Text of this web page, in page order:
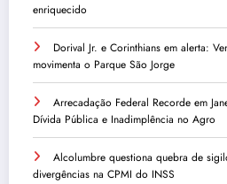
enriquecido
Dorival Jr. e Corinthians em alerta:
movimenta o Parque São Jorge
Arrecadação Federal Recorde em
Dívida Pública e Inadimplência no Agro
Alcolumbre questiona quebra de
divergências na CPMI do INSS